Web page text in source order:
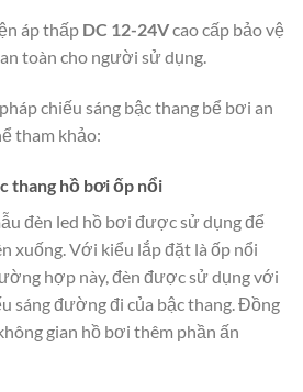
áp thấp DC 12-24Vcao cấp bảo vệ
toàn cho người sử dụng.
chiếu sáng bậc thang bể bơi an
tham khảo:
thang hồ bơi ốp nổi
đèn led hồ bơi được sử dụng để
xuống. Với kiểu lắp đặt là ốp nổi
hợp này, đèn được sử dụng với
sáng đường đi của bậc thang. Đồng
gian hồ bơi thêm phần ấn